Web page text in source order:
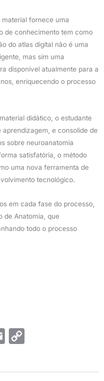
fornece uma
de conhecimento tem como
do atlas digital não é uma
mas sim uma
disponível atualmente para a
enriquecendo o processo
didático, o estudante
e consolide de
sobre neuroanatomia
satisfatória, o método
uma nova ferramenta de
tecnológico.
em cada fase do processo,
de Anatomia, que
todo o processo
E
ail p